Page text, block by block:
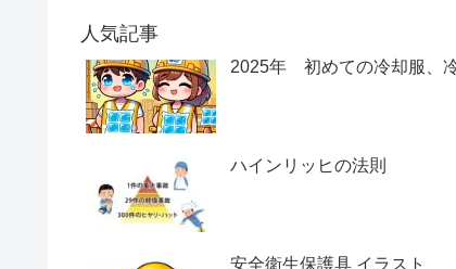
人気記事
2025年 初めての冷却服、
ハインリッヒの法則
安全衛生保護具 イラスト